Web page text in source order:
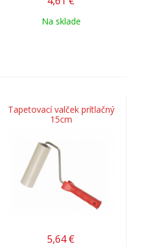
Na sklade
Tapetovací valček prítlačný
15cm
5,64 €